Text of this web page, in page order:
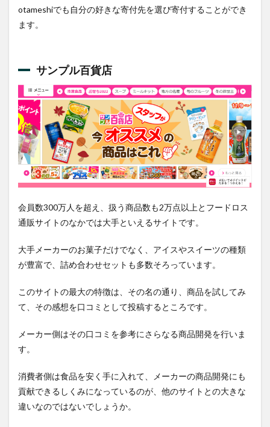
otameshiでも自分の好きな寄付先を選び寄付することができ
ます。
サンプル百貨店
会員数300万人を超え、扱う商品数も2万点以上とフードロス
通販サイトのなかでは大手といえるサイトです。
大手メーカーのお菓子だけでなく、アイスやスイーツの種類
が豊富で、詰め合わせセットも多数そろっています。
このサイトの最大の特徴は、その名の通り、商品を試してみ
て、その感想を口コミとして投稿するところです。
メーカー側はその口コミを参考にさらなる商品開発を行いま
す。
消費者側は食品を安く手に入れて、メーカーの商品開発にも
貢献できるしくみになっているのが、他のサイトとの大きな
違いなのではないでしょうか。